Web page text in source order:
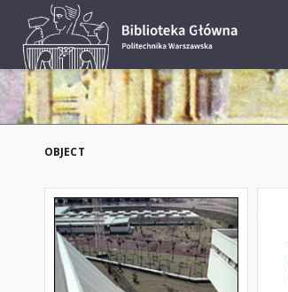
OBJECT